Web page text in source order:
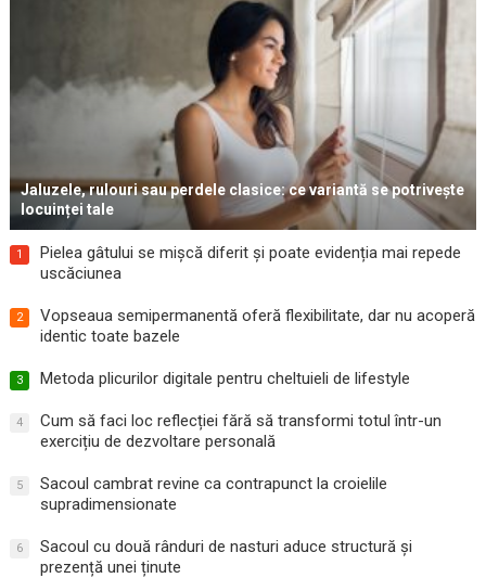
Jaluzele, rulouri sau perdele clasice: ce variantă se potrivește
locuinței tale
1
Pielea gâtului se mișcă diferit și poate evidenția mai repede
uscăciunea
2
Vopseaua semipermanentă oferă flexibilitate, dar nu acoperă
identic toate bazele
3 Metoda plicurilor digitale pentru cheltuieli de lifestyle
4
Cum să faci loc reflecției fără să transformi totul într-un
exercițiu de dezvoltare personală
5
Sacoul cambrat revine ca contrapunct la croielile
supradimensionate
6
Sacoul cu două rânduri de nasturi aduce structură și
prezență unei ținute